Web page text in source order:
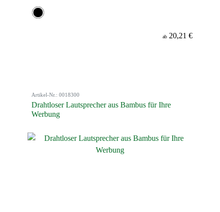
ab 20,21 €
Artikel-Nr.: 0018300
Drahtloser Lautsprecher aus Bambus für Ihre
Werbung